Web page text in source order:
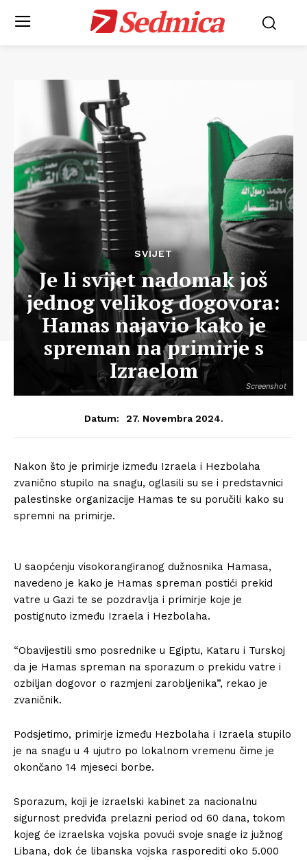
Sedmica
Screenshot
SVIJET
Je li svijet nadomak još
jednog velikog dogovora:
Hamas najavio kako je
spreman na primirje s
Izraelom
Datum: 27. Novembra 2024.
Nakon što je primirje između Izraela i Hezbolaha
zvanično stupilo na snagu, oglasili su se i predstavnici
palestinske organizacije Hamas te su poručili kako su
spremni na primirje.
U saopćenju visokorangiranog dužnosnika Hamasa,
navedeno je kako je Hamas spreman postići prekid
vatre u Gazi te se pozdravlja i primirje koje je
postignuto između Izraela i Hezbolaha.
“Obavijestili smo posrednike u Egiptu, Kataru i Turskoj
da je Hamas spreman na sporazum o prekidu vatre i
ozbiljan dogovor o razmjeni zarobljenika”, rekao je
zvaničnik.
Podsjetimo, primirje između Hezbolaha i Izraela stupilo
je na snagu u 4 ujutro po lokalnom vremenu čime je
okončano 14 mjeseci borbe.
Sporazum, koji je izraelski kabinet za nacionalnu
sigurnost predviđa prelazni period od 60 dana, tokom
kojeg će izraelska vojska povući svoje snage iz južnog
Libana, dok će libanska vojska rasporediti oko 5.000